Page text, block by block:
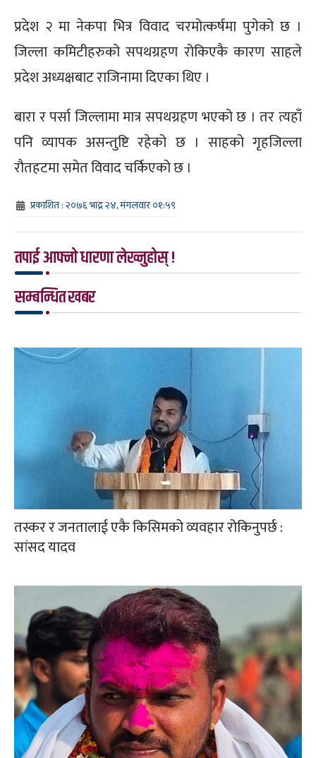
प्रदेश २ मा नेकपा भित्र विवाद चरमोत्कर्षमा पुगेको छ ।
जिल्ला कमिटीहरुको सपथग्रहण रोकिएकै कारण साहले
प्रदेश अध्यक्षबाट राजिनामा दिएका थिए ।
बारा र पर्सा जिल्लामा मात्र सपथग्रहण भएको छ । तर त्यहाँ
पनि व्यापक असन्तुष्टि रहेको छ । साहको गृहजिल्ला
रौतहटमा समेत विवाद चर्किएको छ ।
प्रकाशित : २०७६ भाद्र २४, मंगलवार ०१:५९
तपाई आफ्नो धारणा लेख्नुहोस् !
सम्बन्धित खबर
तस्कर र जनतालाई एकै किसिमको व्यवहार रोकिनुपर्छ :
सांसद यादव